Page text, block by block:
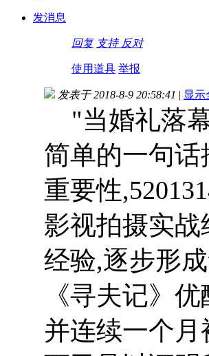
发消息
回复 支持 反对
使用道具 举报
发表于 2018-8-9 20:58:41 | 显示
"当婚礼落
简单的一句
重要性
影视拍摄实
经验,逐步形
《寻夫记》
并连续一个